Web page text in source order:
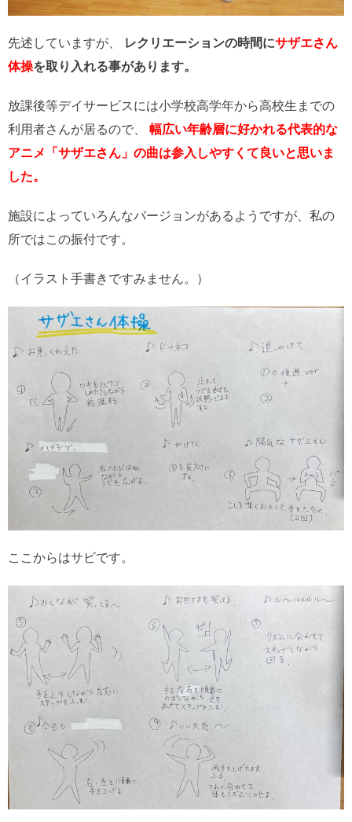
先述していますが、 レクリエーションの時間にサザエさん
体操を取り入れる事があります。
放課後等デイサービスには小学校高学年から高校生までの
利用者さんが居るので、
幅広い年齢層に好かれる代表的な
アニメ「サザエさん」の曲は参入しやすくて良いと思いま
した。
施設によっていろんなバージョンがあるようですが、私の
所ではこの振付です。
（イラスト手書きですみません。）
ここからはサビです。